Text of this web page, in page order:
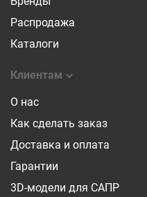
Распродажа
Каталоги
Клиентам
О нас
Как сделать заказ
Доставка и оплата
Гарантии
3D-модели для САПР